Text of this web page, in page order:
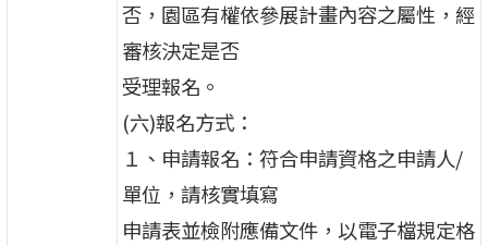
否，園區有權依參展計畫內容之屬性，經
審核決定是否
受理報名。
(六)報名方式：
１、申請報名：符合申請資格之申請人/
單位，請核實填寫
申請表並檢附應備文件，以電子檔規定格